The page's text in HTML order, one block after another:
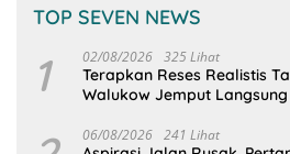
TOP SEVEN NEWS
1 02/08/2026 325 Lihat
Terapkan Reses Realistis
Walukow Jemput
06/08/2026 241 Lihat